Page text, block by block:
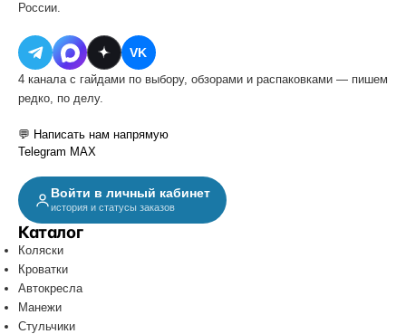
России.
VK
4 канала с гайдами по выбору, обзорами и распаковками — пишем
редко, по делу.
💬 Написать нам напрямую
Telegram MAX
Войти в личный кабинет
история и статусы заказов
Каталог
Коляски
Кроватки
Автокресла
Манежи
Стульчики